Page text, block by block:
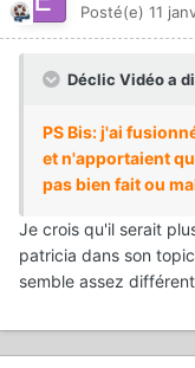
Posté(e) 11
Déclic Vidéo a
PS Bis: j'ai
et n'apportaient
pas bien fait ou
Je crois qu'il serait
patricia dans son
semble assez